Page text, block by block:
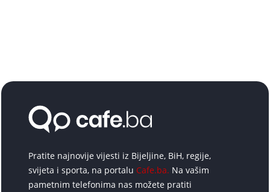
Pratite najnovije vijesti iz Bijeljine, BiH, regije,
svijeta i sporta, na portalu Cafe.ba. Na vašim
pametnim telefonima nas možete pratiti